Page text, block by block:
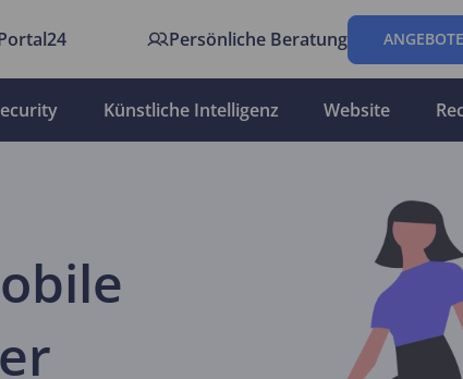
Persönliche Beratung
Künstliche Intelligenz Website